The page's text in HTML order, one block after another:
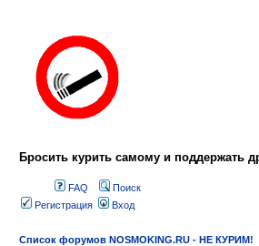
Бросить курить самому и поддержать
FAQ
Поиск
Регистрация
Вход
Список форумов NOSMOKING.RU - НЕ КУРИМ!